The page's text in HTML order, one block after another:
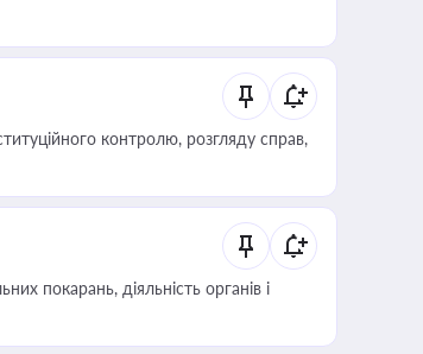
контролю, розгляду справ,
покарань, діяльність органів і